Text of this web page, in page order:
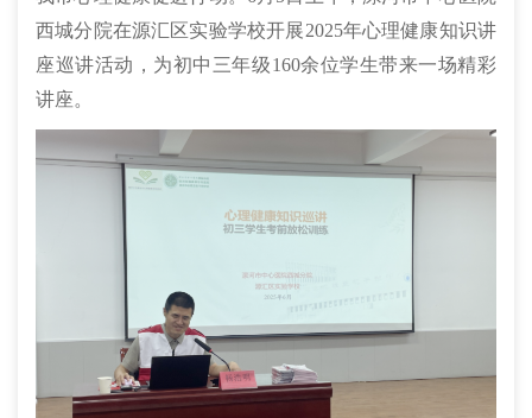
西城分院在源汇区实验学校开展2025年心理健康知识讲
座巡讲活动，为初中三年级160余位学生带来一场精彩
讲座。